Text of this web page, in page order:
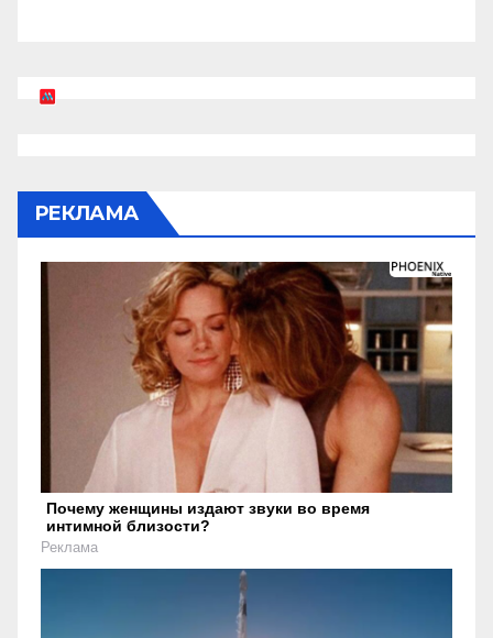
РЕКЛАМА
Почему женщины издают звуки во время
интимной близости?
Реклама